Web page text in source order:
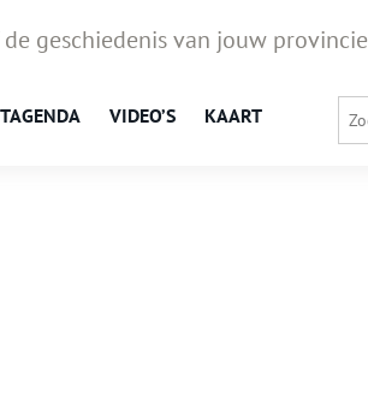
geschiedenis van jouw provincie
VIDEO’S KAART